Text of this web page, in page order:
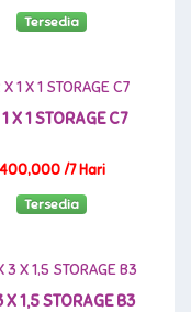
Tersedia
X 1 STORAGE C7
400,000 /7 Hari
Tersedia
X 1,5 STORAGE B3